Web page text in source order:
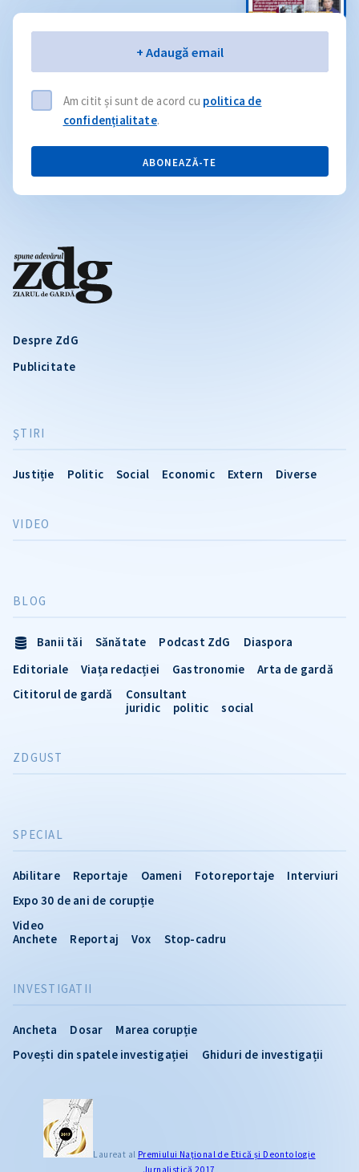
Despre ZdG
Publicitate
ŞTIRI
Justiție Politic Social Economic Extern Diverse
INVESTIGATII
Ancheta Dosar
Marea corupție
Povești din spatele investigației
Ghiduri de investigații
VIDEO
SPECIAL
Abilitare Reportaje Oameni Fotoreportaje
Interviuri
Expo 30 de ani de corupție
Video
Anchete
Reportaj Vox Stop-cadru
BLOG
Banii tăi Sănătate Podcast ZdG
Diaspora
Editoriale
Viața redacției Gastronomie
Arta de gardă
Cititorul de gardă
Consultant
juridic
politic social
ZDGUST
+ Adaugă email
Am citit și sunt de acord cu politica de
confidențialitate.
ABONEAZĂ-TE
Laureat al Premiului Naţional de Etică și Deontologie